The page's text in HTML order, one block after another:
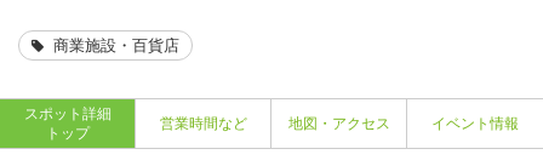
商業施設・百貨店
スポット詳細
トップ
営業時間など 地図・アクセス イベント情報